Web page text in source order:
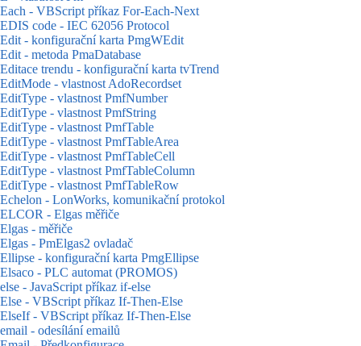
Each - VBScript příkaz For-Each-Next
EDIS code - IEC 62056 Protocol
Edit - konfigurační karta PmgWEdit
Edit - metoda PmaDatabase
Editace trendu - konfigurační karta tvTrend
EditMode - vlastnost AdoRecordset
EditType - vlastnost PmfNumber
EditType - vlastnost PmfString
EditType - vlastnost PmfTable
EditType - vlastnost PmfTableArea
EditType - vlastnost PmfTableCell
EditType - vlastnost PmfTableColumn
EditType - vlastnost PmfTableRow
Echelon - LonWorks, komunikační protokol
ELCOR - Elgas měřiče
Elgas - měřiče
Elgas - PmElgas2 ovladač
Ellipse - konfigurační karta PmgEllipse
Elsaco - PLC automat (PROMOS)
else - JavaScript příkaz if-else
Else - VBScript příkaz If-Then-Else
ElseIf - VBScript příkaz If-Then-Else
email - odesílání emailů